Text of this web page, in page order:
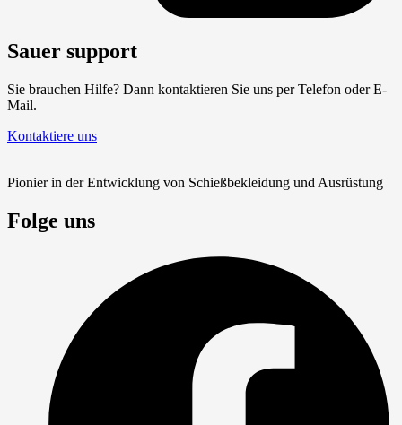
Sauer support
Sie brauchen Hilfe? Dann kontaktieren Sie uns per Telefon oder E-
Mail.
Kontaktiere uns
Pionier in der Entwicklung von Schießbekleidung und Ausrüstung
Folge uns